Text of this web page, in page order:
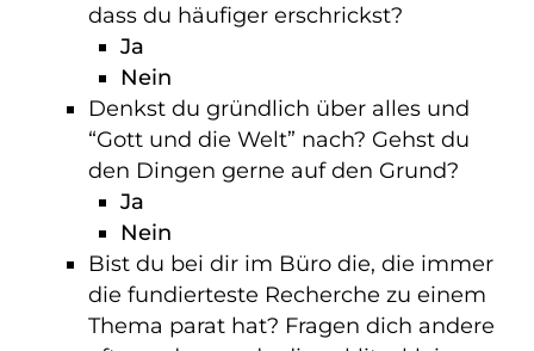
dass du häufiger erschrickst?
Ja
Nein
Denkst du gründlich über alles und
“Gott und die Welt” nach? Gehst du
den Dingen gerne auf den Grund?
Ja
Nein
Bist du bei dir im Büro die, die immer
die fundierteste Recherche zu einem
Thema parat hat? Fragen dich andere